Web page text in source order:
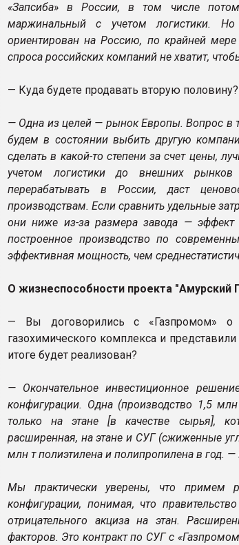
«Запсиба» в России, в том числе
маржинальный с учетом логистики.
ориентирован на Россию, по крайней
спроса российских компаний не хватит,
— Куда будете продавать вторую половину?
— Одна из целей — рынок Европы. Вопрос в
будем в состоянии выбить другую
сделать в какой-то степени за счет цены,
учетом логистики до внешних рынков
перерабатывать в России, даст
производствам. Если сравнить удельные
они ниже из-за размера завода —
построенное производство по
эффективная мощность, чем
О жизнеспособности проекта "Амурский
— Вы договорились с «Газпромом» о
газохимического комплекса и
итоге будет реализован?
— Окончательное инвестиционное
конфигурации. Одна (производство 1,5
только на этане [в качестве сырья],
расширенная, на этане и СУГ (сжиженные
млн т полиэтилена и полипропилена в год. —
Мы практически уверены, что примем
конфигурации, понимая, что
отрицательного акциза на этан.
факторов. Это контракт по СУГ с